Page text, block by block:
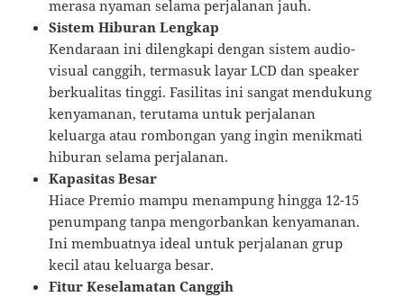
merasa nyaman selama perjalanan jauh.
Sistem Hiburan Lengkap
Kendaraan ini dilengkapi dengan sistem audio-
visual canggih, termasuk layar LCD dan speaker
berkualitas tinggi. Fasilitas ini sangat mendukung
kenyamanan, terutama untuk perjalanan
keluarga atau rombongan yang ingin menikmati
hiburan selama perjalanan.
Kapasitas Besar
Hiace Premio mampu menampung hingga 12-15
penumpang tanpa mengorbankan kenyamanan.
Ini membuatnya ideal untuk perjalanan grup
kecil atau keluarga besar.
Fitur Keselamatan Canggih